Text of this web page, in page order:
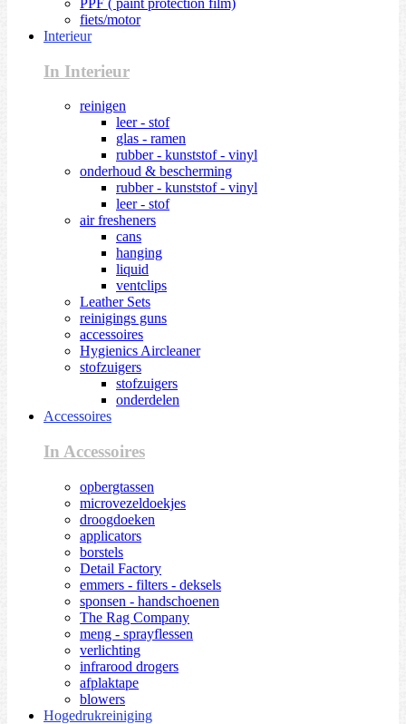
fiets/motor
Interieur
In Interieur
reinigen
leer - stof
glas - ramen
rubber - kunststof - vinyl
onderhoud & bescherming
rubber - kunststof - vinyl
leer - stof
air fresheners
cans
hanging
liquid
ventclips
Leather Sets
reinigings guns
accessoires
Hygienics Aircleaner
stofzuigers
stofzuigers
onderdelen
Accessoires
In Accessoires
opbergtassen
microvezeldoekjes
droogdoeken
applicators
borstels
Detail Factory
emmers - filters - deksels
sponsen - handschoenen
The Rag Company
meng - sprayflessen
verlichting
infrarood drogers
afplaktape
blowers
Hogedrukreiniging